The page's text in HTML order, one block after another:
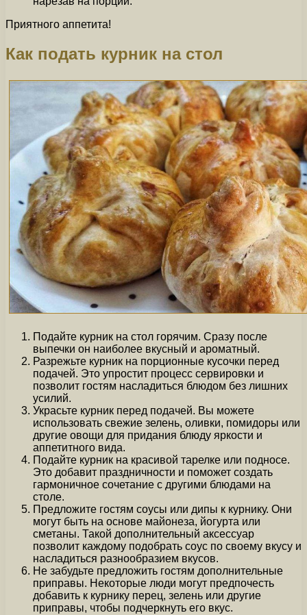
Приятного аппетита!
Как подать курник на стол
Подайте курник на стол горячим. Сразу после
выпечки он наиболее вкусный и ароматный.
Разрежьте курник на порционные кусочки перед
подачей. Это упростит процесс сервировки и
позволит гостям насладиться блюдом без лишних
усилий.
Украсьте курник перед подачей. Вы можете
использовать свежие зелень, оливки, помидоры или
другие овощи для придания блюду яркости и
аппетитного вида.
Подайте курник на красивой тарелке или подносе.
Это добавит праздничности и поможет создать
гармоничное сочетание с другими блюдами на
столе.
Предложите гостям соусы или дипы к курнику. Они
могут быть на основе майонеза, йогурта или
сметаны. Такой дополнительный аксессуар
позволит каждому подобрать соус по своему вкусу и
насладиться разнообразием вкусов.
Не забудьте предложить гостям дополнительные
приправы. Некоторые люди могут предпочесть
добавить к курнику перец, зелень или другие
приправы, чтобы подчеркнуть его вкус.